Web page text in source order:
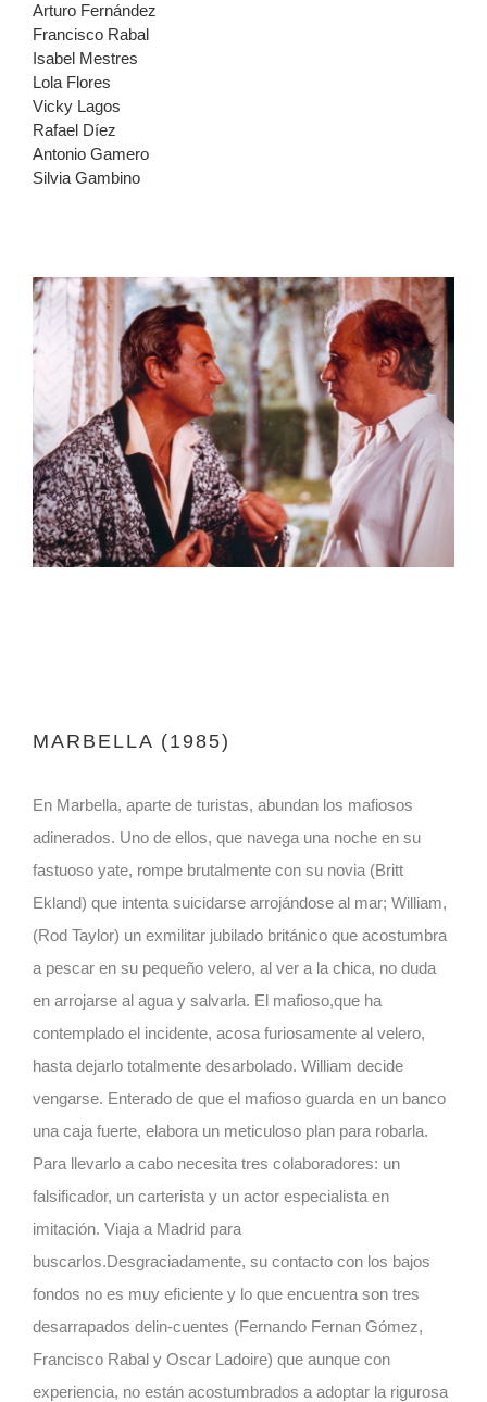
Arturo Fernández
Francisco Rabal
Isabel Mestres
Lola Flores
Vicky Lagos
Rafael Díez
Antonio Gamero
Silvia Gambino
MARBELLA (1985)
En Marbella, aparte de turistas, abundan los mafiosos
adinerados. Uno de ellos, que navega una noche en su
fastuoso yate, rompe brutalmente con su novia (Britt
Ekland) que intenta suicidarse arrojándose al mar; William,
(Rod Taylor) un exmilitar jubilado británico que acostumbra
a pescar en su pequeño velero, al ver a la chica, no duda
en arrojarse al agua y salvarla. El mafioso,que ha
contemplado el incidente, acosa furiosamente al velero,
hasta dejarlo totalmente desarbolado. William decide
vengarse. Enterado de que el mafioso guarda en un banco
una caja fuerte, elabora un meticuloso plan para robarla.
Para llevarlo a cabo necesita tres colaboradores: un
falsificador, un carterista y un actor especialista en
imitación. Viaja a Madrid para
buscarlos.Desgraciadamente, su contacto con los bajos
fondos no es muy eficiente y lo que encuentra son tres
desarrapados delin-cuentes (Fernando Fernan Gómez,
Francisco Rabal y Oscar Ladoire) que aunque con
experiencia, no están acostumbrados a adoptar la rigurosa